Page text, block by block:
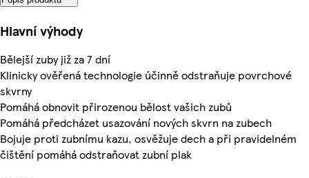
Hlavní výhody
Bělejší zuby již za 7 dní
Klinicky ověřená technologie účinně odstraňuje povrchové
skvrny
Pomáhá obnovit přirozenou bělost vašich zubů
Pomáhá předcházet usazování nových skvrn na zubech
Bojuje proti zubnímu kazu, osvěžuje dech a při pravidelném
čištění pomáhá odstraňovat zubní plak